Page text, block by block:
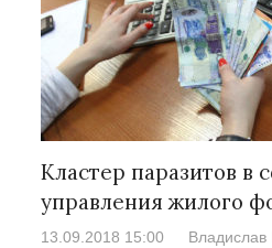
Кластер паразитов в
управления жилого
13.09.2018 15:00